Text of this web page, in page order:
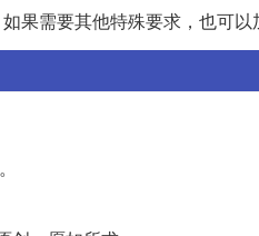
果需要其他特殊要求，也可以